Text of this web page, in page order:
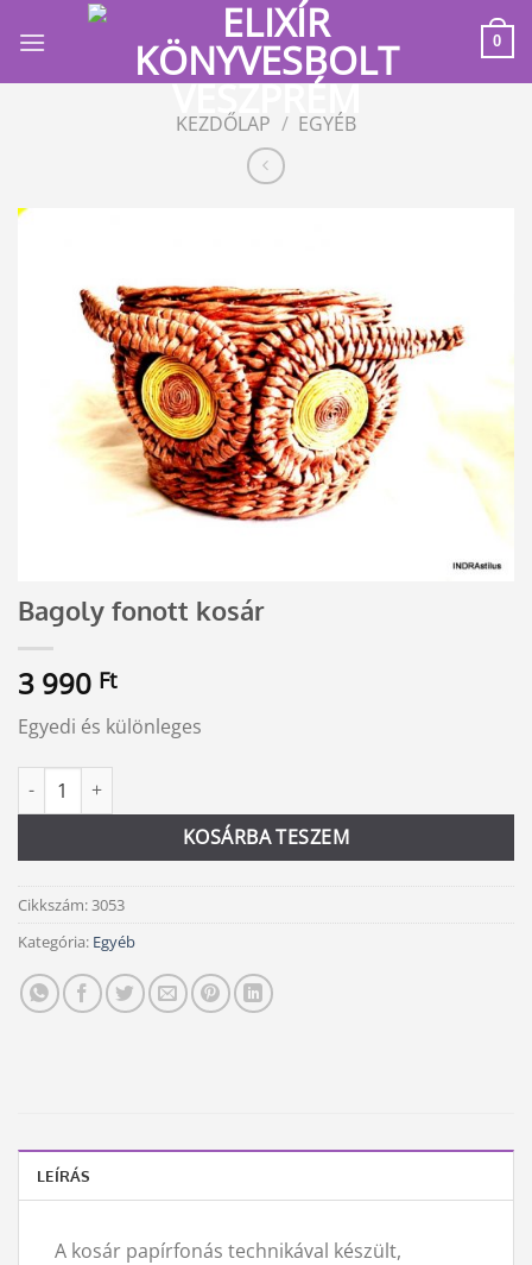
0
KEZDŐLAP / EGYÉB
Bagoly fonott kosár
3 990 Ft
Egyedi és különleges
Bagoly fonott kosár mennyiség
KOSÁRBA TESZEM
Alternative:
Cikkszám:3053
Kategória: Egyéb
LEÍRÁS
A kosár papírfonás technikával készült,